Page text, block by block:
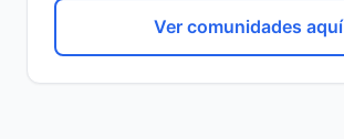
Ver comunidades aquí